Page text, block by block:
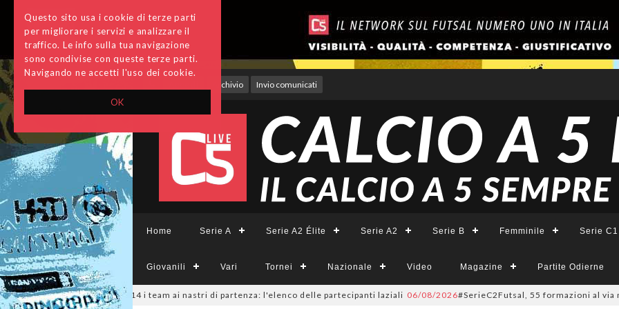
OK
Questo sito usa i cookie di terze parti
per migliorare i servizi e analizzare il
traffico. Le info sulla tua navigazione
sono condivise con queste terze parti.
Navigando ne accetti l'uso dei cookie.
Archivio Invio comunicati
Home Serie A Serie A2 Élite Serie A2 Serie B Femminile Serie C1
Giovanili Vari Tornei Nazionale Video Magazine Partite Odierne
#SerieCFemminile, sono 14 i team ai nastri di partenza: l'elenco delle partecipanti laziali 06/08/2026#SerieC2Futsal, 55 formazioni al via